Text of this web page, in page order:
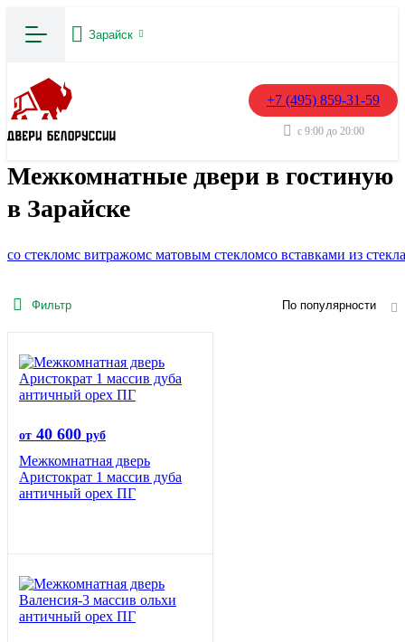
Зарайск
+7 (495) 859-31-59
с 9:00 до 20:00
Межкомнатные двери в гостиную
в Зарайске
со стекломс витражомс матовым стекломсо вставками из стекла
Фильтр По популярности
от 40 600 руб
Межкомнатная дверь
Аристократ 1 массив дуба
античный орех ПГ